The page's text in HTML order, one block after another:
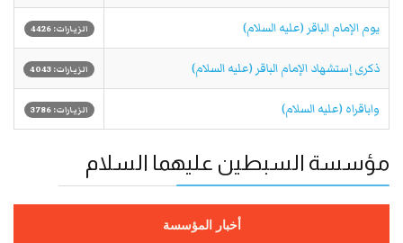
يوم الإمام الباقر (عليه السلام) الزيارات: 4426
ذكرى إستشهاد الإمام الباقر (عليه السلام) الزيارات: 4043
واباقراه (عليه السلام) الزيارات: 3786
مؤسسة السبطين عليهما السلام
أخبار المؤسسة